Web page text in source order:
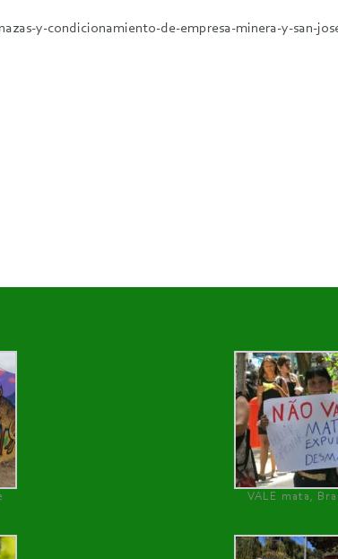
y-condicionamiento-de-empresa-minera-y-san-
VALE mata,